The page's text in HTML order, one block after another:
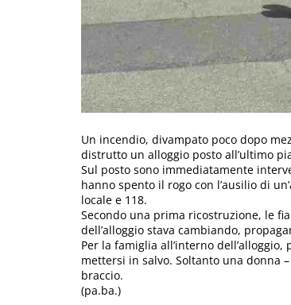
Un incendio, divampato poco dopo
distrutto un alloggio posto all’ultimo
Sul posto sono immediatamente
hanno spento il rogo con l’ausilio di
locale e 118.
Secondo una prima ricostruzione, le
dell’alloggio stava cambiando,
Per la famiglia all’interno
mettersi in salvo. Soltanto una donna
braccio.
(pa.ba.)